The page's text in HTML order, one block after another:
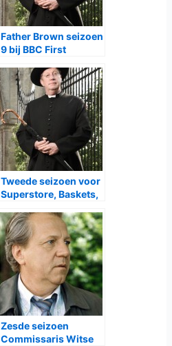
Father Brown seizoen
9 bij BBC First
Tweede seizoen voor
Superstore, Baskets,
voor Father Brown
Zesde seizoen
Commissaris Witse